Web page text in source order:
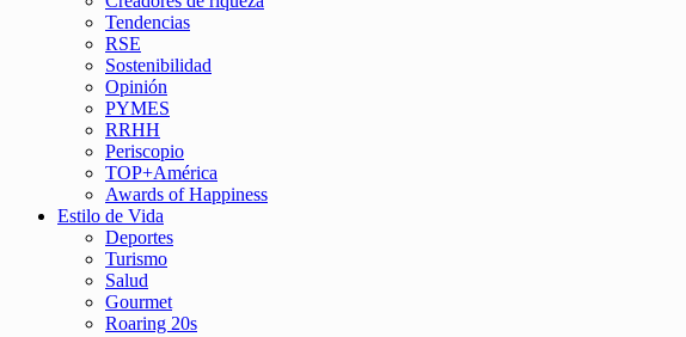
Tendencias
RSE
Sostenibilidad
Opinión
PYMES
RRHH
Periscopio
TOP+América
Awards of Happiness
Estilo de Vida
Deportes
Turismo
Salud
Gourmet
Roaring 20s